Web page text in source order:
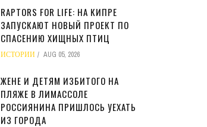
RAPTORS FOR LIFE: НА КИПРЕ
ЗАПУСКАЮТ НОВЫЙ ПРОЕКТ ПО
СПАСЕНИЮ ХИЩНЫХ ПТИЦ
ИСТОРИИ AUG 05, 2026
ЖЕНЕ И ДЕТЯМ ИЗБИТОГО НА
ПЛЯЖЕ В ЛИМАССОЛЕ
РОССИЯНИНА ПРИШЛОСЬ УЕХАТЬ
ИЗ ГОРОДА